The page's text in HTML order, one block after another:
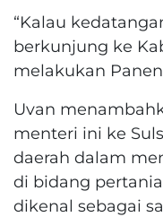
“Kalau
berkunjung ke
melakukan Panen
Uvan
menteri ini ke
daerah dalam
di bidang
dikenal sebagai